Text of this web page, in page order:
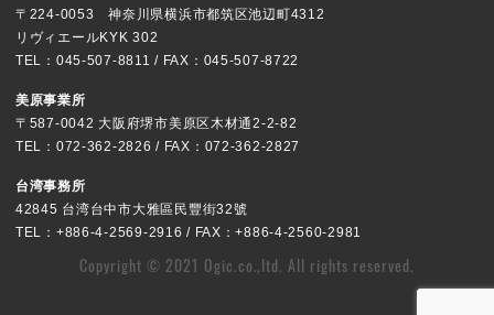
〒224-0053 神奈川県横浜市都筑区池辺町4312
リヴィエールKYK 302
TEL：045-507-8811 / FAX：045-507-8722
美原事業所
〒587-0042 大阪府堺市美原区木材通2-2-82
TEL：072-362-2826 / FAX：072-362-2827
台湾事務所
42845 台湾台中市大雅區民豐街32號
TEL：+886-4-2569-2916 / FAX：+886-4-2560-2981
Copyright © 2021 Ogic.co.,ltd. All rights reserved.